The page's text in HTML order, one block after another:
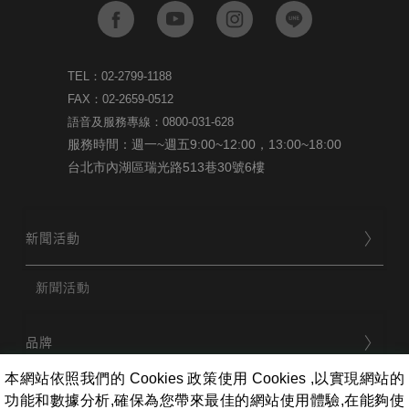
TEL：02-2799-1188
FAX：02-2659-0512
語音及服務專線：0800-031-628
服務時間：週一~週五9:00~12:00，13:00~18:00
台北市內湖區瑞光路513巷30號6樓
新聞活動
新聞活動
品牌
本網站依照我們的 Cookies 政策使用 Cookies ,以實現網站的
功能和數據分析,確保為您帶來最佳的網站使用體驗,在能夠使